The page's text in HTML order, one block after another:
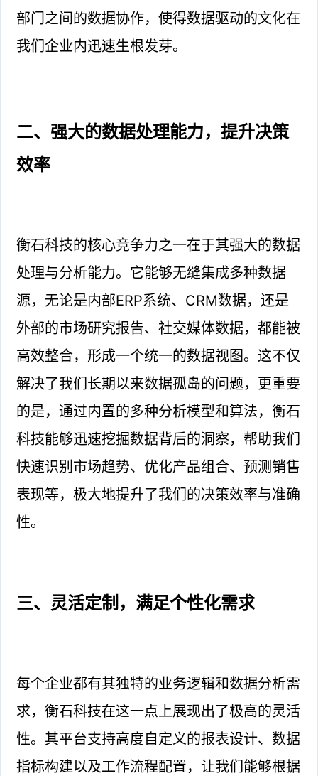
部门之间的数据协作，使得数据驱动的文化在
我们企业内迅速生根发芽。
二、强大的数据处理能力，提升决策
效率
衡石科技的核心竞争力之一在于其强大的数据
处理与分析能力。它能够无缝集成多种数据
源，无论是内部ERP系统、CRM数据，还是
外部的市场研究报告、社交媒体数据，都能被
高效整合，形成一个统一的数据视图。这不仅
解决了我们长期以来数据孤岛的问题，更重要
的是，通过内置的多种分析模型和算法，衡石
科技能够迅速挖掘数据背后的洞察，帮助我们
快速识别市场趋势、优化产品组合、预测销售
表现等，极大地提升了我们的决策效率与准确
性。
三、灵活定制，满足个性化需求
每个企业都有其独特的业务逻辑和数据分析需
求，衡石科技在这一点上展现出了极高的灵活
性。其平台支持高度自定义的报表设计、数据
指标构建以及工作流程配置，让我们能够根据